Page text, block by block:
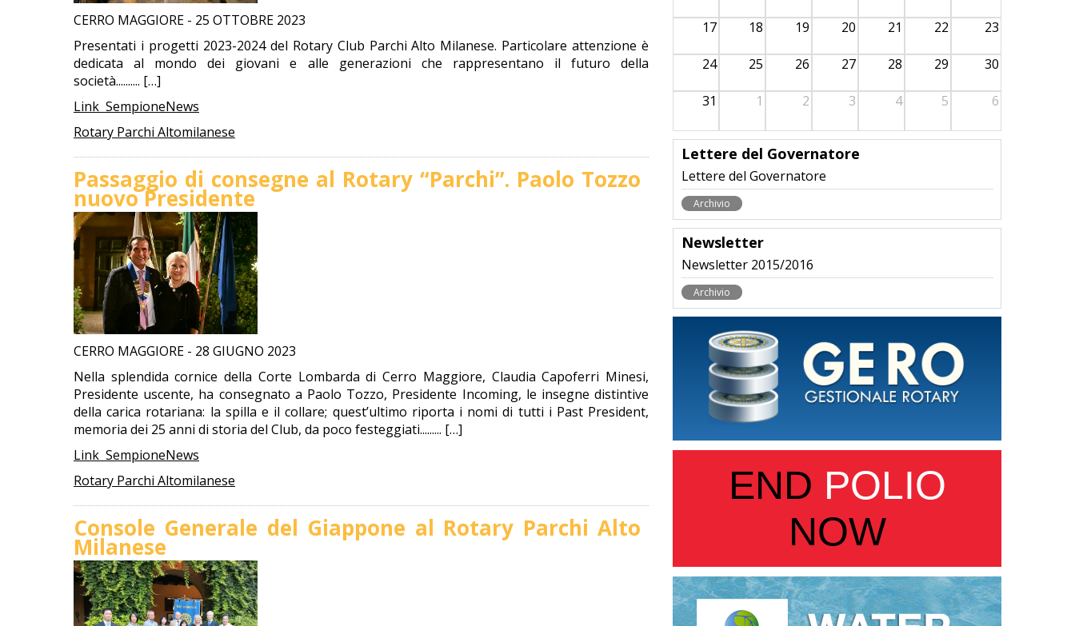
CERRO MAGGIORE - 25 OTTOBRE 2023
Presentati i progetti 2023-2024 del Rotary Club Parchi Alto Milanese. Particolare attenzione è
dedicata al mondo dei giovani e alle generazioni che rappresentano il futuro della
società.......... […]
Link SempioneNews
Rotary Parchi Altomilanese
Passaggio di consegne al Rotary “Parchi”. Paolo Tozzo
nuovo Presidente
CERRO MAGGIORE - 28 GIUGNO 2023
Nella splendida cornice della Corte Lombarda di Cerro Maggiore, Claudia Capoferri Minesi,
Presidente uscente, ha consegnato a Paolo Tozzo, Presidente Incoming, le insegne distintive
della carica rotariana: la spilla e il collare; quest’ultimo riporta i nomi di tutti i Past President,
memoria dei 25 anni di storia del Club, da poco festeggiati......... […]
Link SempioneNews
Rotary Parchi Altomilanese
Console Generale del Giappone al Rotary Parchi Alto
Milanese
17 18 19 20 21 22 23
24 25 26 27 28 29 30
31 1 2 3 4 5 6
Lettere del Governatore
Lettere del Governatore
Archivio
Newsletter
Newsletter 2015/2016
Archivio
END POLIO
NOW